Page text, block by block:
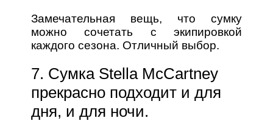
Замечательная вещь, что сумку
можно сочетать с экипировкой
каждого сезона. Отличный выбор.
7. Сумка Stella McCartney
прекрасно подходит и для
дня, и для ночи.